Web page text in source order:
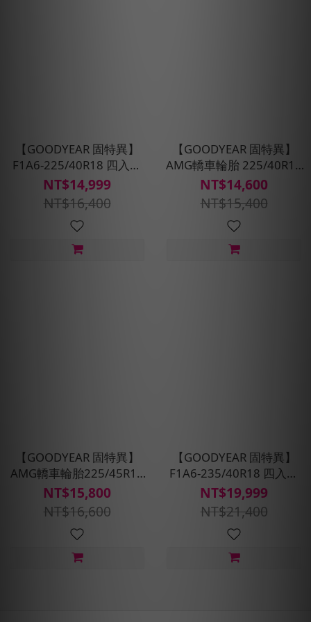
【GOODYEAR 固特異】
F1A6-225/40R18 四入組
輪胎 (超高性能操控胎)含安
裝定位平衡
NT$14,999
NT$16,400
【GOODYEAR 固特異】
AMG轎車輪胎 225/40R18
四入組(濕抓耐用雙重保護)
含安裝定位平衡
NT$14,600
NT$15,400
【GOODYEAR 固特異】
AMG轎車輪胎225/45R18
四入組(濕抓/耐用雙重保
護)含安裝定位平衡
NT$15,800
NT$16,600
【GOODYEAR 固特異】
F1A6-235/40R18 四入組
(超高性能操控胎)含安裝定
位平衡
NT$19,999
NT$21,400